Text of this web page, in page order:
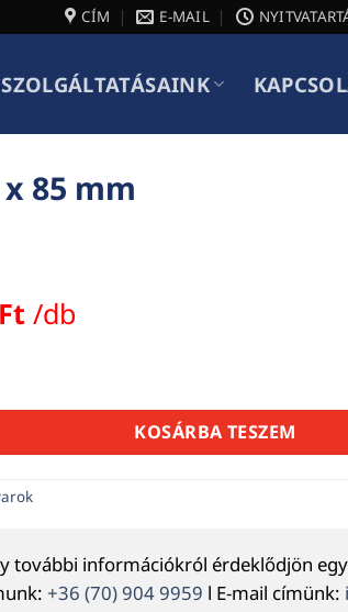
CÍM E-MAIL
SZOLGÁLTATÁSAINK
85 mm
Ft /db
KOSÁRBA TESZEM
további információkról érdeklődjön
+36 (70) 904 9959 l E-mail címünk: